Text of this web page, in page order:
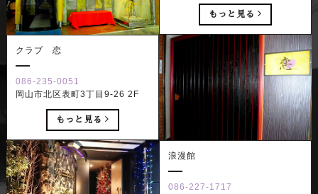
もっと見る
クラブ 恋
086-235-0051
岡山市北区表町3丁目9-26 2F
もっと見る
浪漫館
086-227-1717